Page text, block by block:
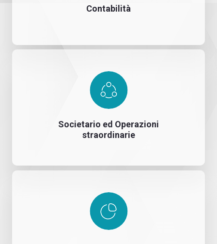
Contabilità
Societario ed Operazioni
straordinarie